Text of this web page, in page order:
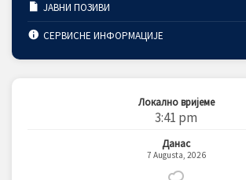
ЈАВНИ ПОЗИВИ
СЕРВИСНЕ ИНФОРМАЦИЈЕ
Локално вријеме
3:41 pm
Данас
7 Augusta, 2026